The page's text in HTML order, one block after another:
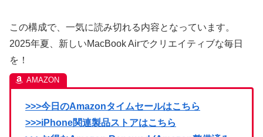
この構成で、一気に読み切れる内容となっています。
2025年夏、新しいMacBook Airでクリエイティブな毎日
を！
>>>今日のAmazonタイムセールはこちら
>>>iPhone関連製品ストアはこちら